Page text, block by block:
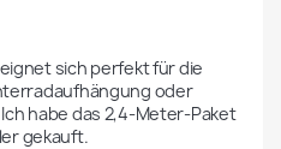
sich perfekt für die
oder
habe das 2,4-Meter-Paket
gekauft.